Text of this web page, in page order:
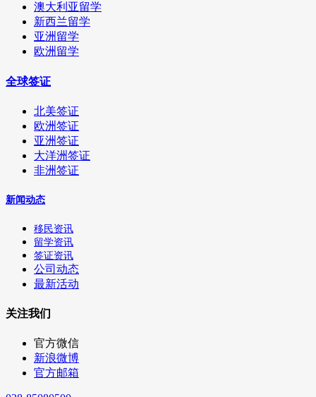
澳大利亚留学
新西兰留学
亚洲留学
欧洲留学
全球签证
北美签证
欧洲签证
亚洲签证
大洋洲签证
非洲签证
新闻动态
移民资讯
留学资讯
签证资讯
公司动态
最新活动
关注我们
官方微信
新浪微博
官方邮箱